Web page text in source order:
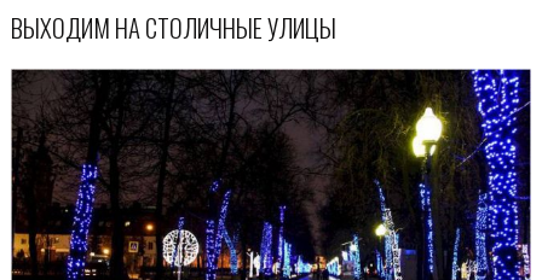
ВЫХОДИМ НА СТОЛИЧНЫЕ УЛИЦЫ